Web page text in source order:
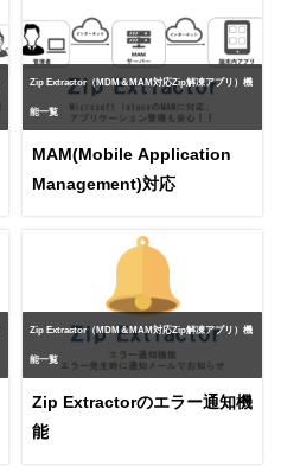
Zip Extractor（MDM＆MAM対応Zip解凍アプリ）機
能一覧
MAM(Mobile Application
Management)対応
Zip Extractor（MDM＆MAM対応Zip解凍アプリ）機
能一覧
Zip Extractorのエラー通知機
能